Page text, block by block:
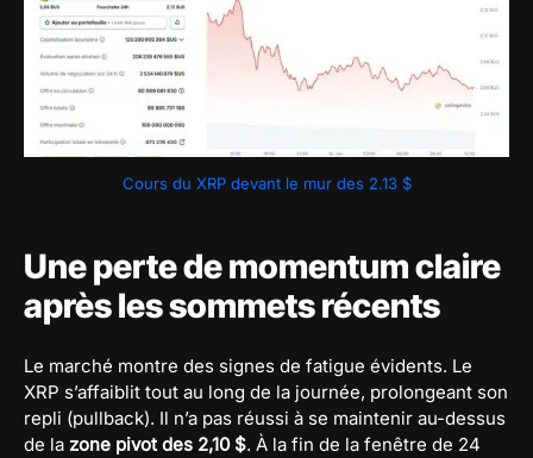
Cours du XRP devant le mur des 2.13 $
Une perte de momentum claire
après les sommets récents
Le marché montre des signes de fatigue évidents. Le
XRP s’affaiblit tout au long de la journée, prolongeant son
repli (pullback). Il n’a pas réussi à se maintenir au-dessus
de la zone pivot des 2,10 $. À la fin de la fenêtre de 24